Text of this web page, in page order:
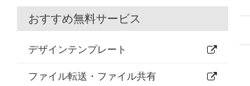
おすすめ無料サービス
デザインテンプレート
ファイル転送・ファイル共有